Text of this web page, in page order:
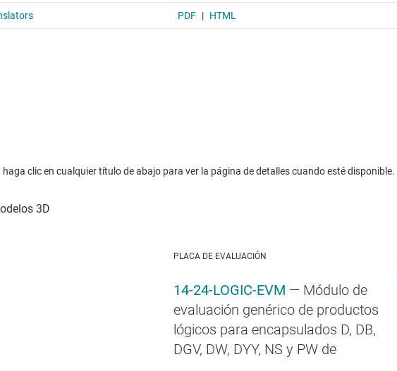
clic en cualquier título de abajo para ver la página de detalles cuando esté disponible.
PLACA DE EVALUACIÓN
14-24-LOGIC-EVM — Módulo de
evaluación genérico de productos
lógicos para encapsulados D, DB,
DGV, DW, DYY, NS y PW de